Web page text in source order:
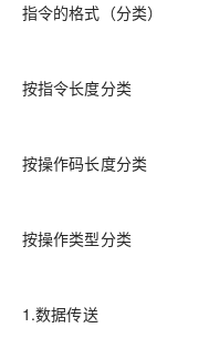
指令的格式（分类）
按指令长度分类
按操作码长度分类
按操作类型分类
1.数据传送